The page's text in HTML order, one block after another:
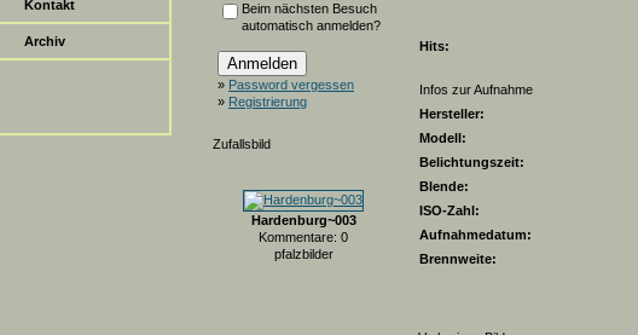
Kontakt
Archiv
Beim nächsten Besuch
automatisch anmelden?
» Password vergessen
» Registrierung
Zufallsbild
Hardenburg~003
Kommentare: 0
pfalzbilder
Hits:
Infos zur Aufnahme
Hersteller:
Modell:
Belichtungszeit:
Blende:
ISO-Zahl:
Aufnahmedatum:
Brennweite: